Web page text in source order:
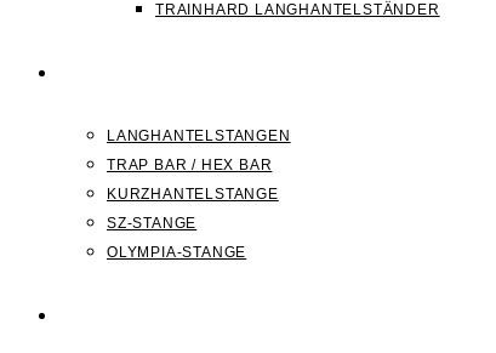
TRAINHARD LANGHANTELSTÄNDER
LANGHANTELSTANGEN
TRAP BAR / HEX BAR
KURZHANTELSTANGE
SZ-STANGE
OLYMPIA-STANGE